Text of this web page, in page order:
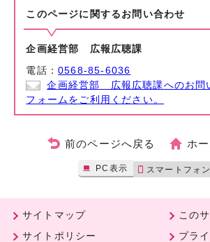
このページに関する お問い合わせ
企画経営部 広報広聴課
電話：0568-85-6036
企画経営部 広報広聴課へのお問
フォームをご利用ください。
前のページへ戻る ホ
PC表示 スマートフォ
サイトマップ
この
サイトポリシー
プラ